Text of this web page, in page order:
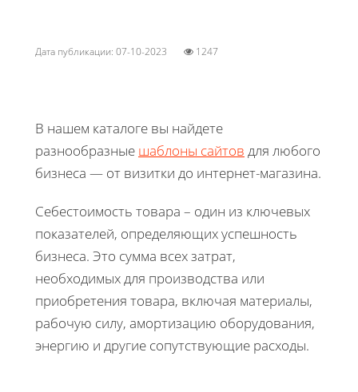
Дата публикации: 07-10-2023 1247
В нашем каталоге вы найдете
разнообразные шаблоны сайтов для любого
бизнеса — от визитки до интернет-магазина.
Себестоимость товара – один из ключевых
показателей, определяющих успешность
бизнеса. Это сумма всех затрат,
необходимых для производства или
приобретения товара, включая материалы,
рабочую силу, амортизацию оборудования,
энергию и другие сопутствующие расходы.